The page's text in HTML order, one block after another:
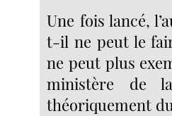
Une fois lancé,
t-il ne peut le
ne peut plus
ministère de
théoriquement